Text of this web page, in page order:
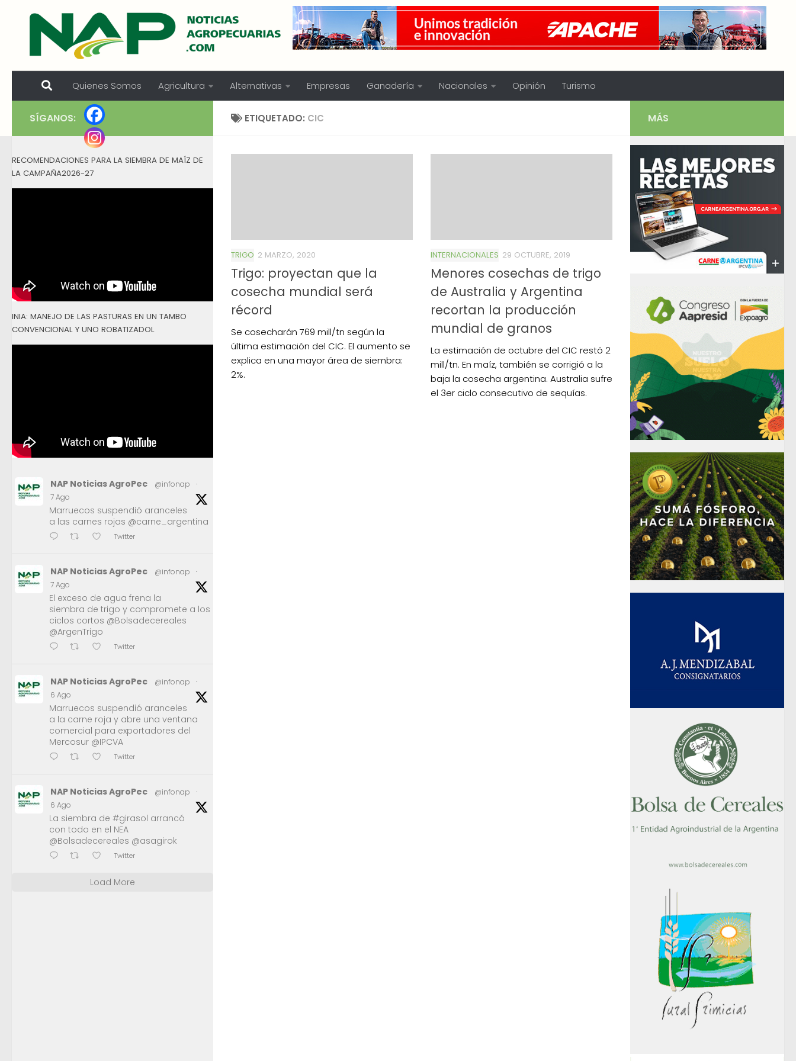
Skip to content
Quienes Somos Agricultura Alternativas Empresas Ganadería Nacionales Opinión Turismo
ETIQUETADO: CIC
TRIGO 2 MARZO, 2020
Trigo: proyectan que la
cosecha mundial será
récord
Se cosecharán 769 mill/tn según la
última estimación del CIC. El aumento se
explica en una mayor área de siembra:
2%.
INTERNACIONALES 29 OCTUBRE, 2019
Menores cosechas de trigo
de Australia y Argentina
recortan la producción
mundial de granos
La estimación de octubre del CIC restó 2
mill/tn. En maíz, también se corrigió a la
baja la cosecha argentina. Australia sufre
el 3er ciclo consecutivo de sequías.
SÍGANOS:
RECOMENDACIONES PARA LA SIEMBRA DE MAÍZ DE
LA CAMPAÑA2026-27
INIA: MANEJO DE LAS PASTURAS EN UN TAMBO
CONVENCIONAL Y UNO ROBATIZADOL
NAP Noticias AgroPec @infonap
·
7 Ago
Marruecos suspendió aranceles
a las carnes rojas @carne_argentina
Twitter
NAP Noticias AgroPec @infonap
·
7 Ago
El exceso de agua frena la
siembra de trigo y compromete a los
ciclos cortos @Bolsadecereales
@ArgenTrigo
Twitter
NAP Noticias AgroPec @infonap
·
6 Ago
Marruecos suspendió aranceles
a la carne roja y abre una ventana
comercial para exportadores del
Mercosur @IPCVA
Twitter
NAP Noticias AgroPec @infonap
·
6 Ago
La siembra de #girasol arrancó
con todo en el NEA
@Bolsadecereales @asagirok
Twitter
Load More
MÁS